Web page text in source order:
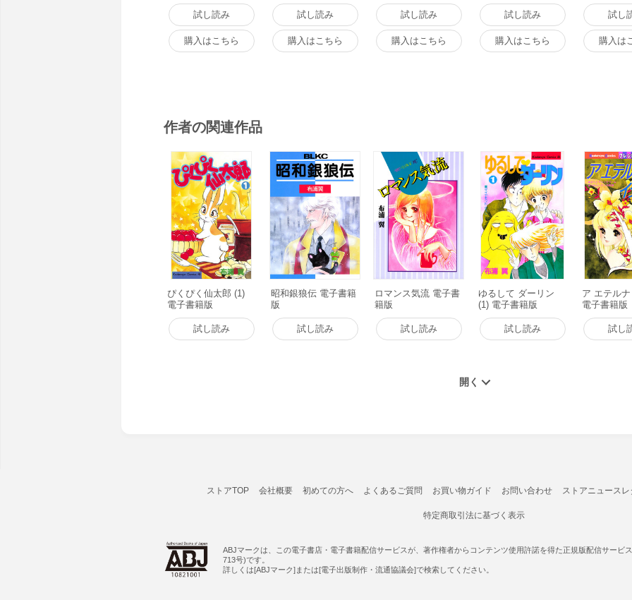
試し読み
購入はこちら
試し読み
購入はこちら
試し読み
購入はこちら
試し読み
購入はこちら
試し
購入は
作者の関連作品
ぴくぴく仙太郎 (1)
電子書籍版
試し読み
昭和銀狼伝 電子書籍
版
試し読み
ロマンス気流 電子書
籍版
試し読み
ゆるして ダーリン
(1) 電子書籍版
試し読み
ア エテル
電子書籍版
試し
ストアTOP 会社概要 初めての方へ よくあるご質問 お買い物ガイド お問い合わせ ストアニュースレ
特定商取引法に基づく表示
ABJマークは、この電子書店・電子書籍配信サービスが、著作権者からコンテンツ使用許諾を得た正規版配信サービ
713号)です。
詳しくは[ABJマーク]または[電子出版制作・流通協議会]で検索してください。